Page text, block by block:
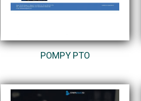
POMPY PTO